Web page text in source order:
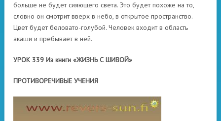
больше не будет сияющего света. Это будет похоже на то,
словно он смотрит вверх в небо, в открытое пространство.
Цвет будет беловато-голубой. Человек входит в область
акаши и пребывает в ней.
УРОК 339 Из книги «ЖИЗНЬ С ШИВОЙ»
ПРОТИВОРЕЧИВЫЕ УЧЕНИЯ